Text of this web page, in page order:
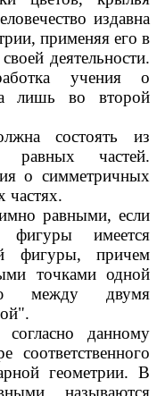
издавна
применяя его в
деятельности.
учения о
лишь во второй
состоять из
равных частей.
о симметричных
частях.
равными, если
имеется
фигуры, причем
точками одной
между двумя
данному
соответственного
геометрии. В
называются